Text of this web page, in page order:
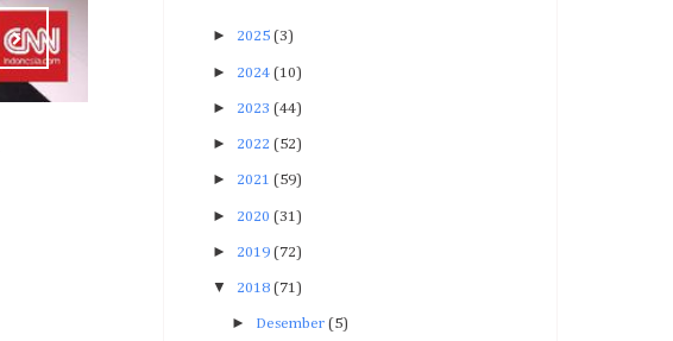
► 2025 (3)
► 2024 (10)
► 2023 (44)
► 2022 (52)
► 2021 (59)
► 2020 (31)
► 2019 (72)
▼ 2018 (71)
► Desember (5)